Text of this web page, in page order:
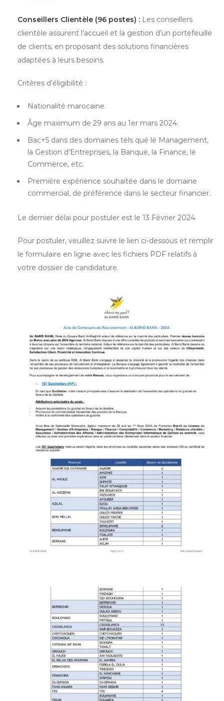
Conseillers Clientèle (96 postes) : Les conseillers
clientèle assurent l’accueil et la gestion d’un portefeuille
de clients, en proposant des solutions financières
adaptées à leurs besoins.
Critères d’éligibilité :
Nationalité marocaine.
Âge maximum de 29 ans au 1er mars 2024.
Bac+5 dans des domaines tels que le Management,
la Gestion d’Entreprises, la Banque, la Finance, le
Commerce, etc.
Première expérience souhaitée dans le domaine
commercial, de préférence dans le secteur financier.
Le dernier délai pour postuler est le 13 Février 2024.
Pour postuler, veuillez suivre le lien ci-dessous et remplir
le formulaire en ligne avec les fichiers PDF relatifs à
votre dossier de candidature.